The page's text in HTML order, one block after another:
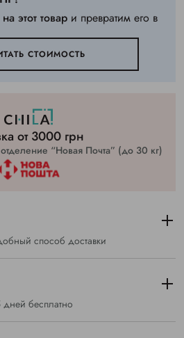
этот товар и превратим его в
СТОИМОСТЬ
от 3000 грн
“Новая Почта” (до 30 кг)
способ доставки
дней бесплатно